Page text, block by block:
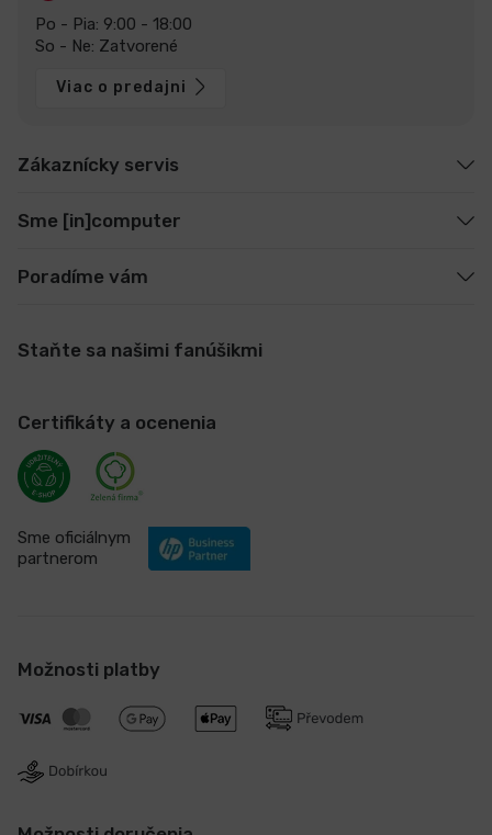
Po - Pia: 9:00 - 18:00
So - Ne: Zatvorené
Viac o predajni
Zákaznícky servis
Sme [in]computer
Poradíme vám
Staňte sa našimi fanúšikmi
Certifikáty a ocenenia
Sme oficiálnym
partnerom
Možnosti platby